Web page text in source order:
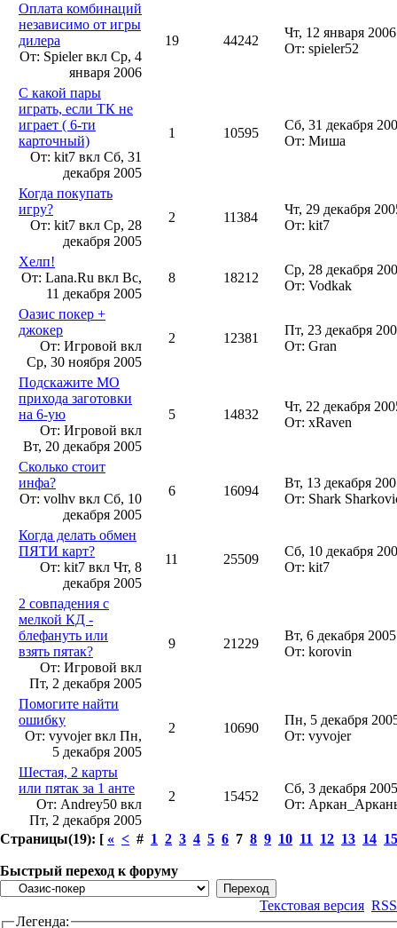
Оплата комбинаций
независимо от игры
дилера
От: Spieler вкл Ср, 4
января 2006
19 44242
Чт, 12 января
От: spieler52
С какой пары
играть, если ТК не
играет ( 6-ти
карточный)
От: kit7 вкл Сб, 31
декабря 2005
1 10595
Сб, 31 декабря
От: Миша
Когда покупать
игру?
От: kit7 вкл Ср, 28
декабря 2005
2 11384
Чт, 29 декабря
От: kit7
Хелп!
От: Lana.Ru вкл Вс,
11 декабря 2005
8 18212
Ср, 28 декабря
От: Vodkak
Оазис покер +
джокер
От: Игровой вкл
Ср, 30 ноября 2005
2 12381
Пт, 23 декабря
От: Gran
Подскажите МО
прихода заготовки
на 6-ую
От: Игровой вкл
Вт, 20 декабря 2005
5 14832
Чт, 22 декабря
От: xRaven
Сколько стоит
инфа?
От: volhv вкл Сб, 10
декабря 2005
6 16094
Вт, 13 декабря
От: Shark
Когда делать обмен
ПЯТИ карт?
От: kit7 вкл Чт, 8
декабря 2005
11 25509
Сб, 10 декабря
От: kit7
2 совпадения с
мелкой КД -
блефануть или
взять пятак?
От: Игровой вкл
Пт, 2 декабря 2005
9 21229
Вт, 6 декабря
От: korovin
Помогите найти
ошибку
От: vyvojer вкл Пн,
5 декабря 2005
2 10690
Пн, 5 декабря
От: vyvojer
Шестая, 2 карты
или пятак за 1 анте
От: Andrey50 вкл
Пт, 2 декабря 2005
2 15452
Сб, 3 декабря
От:
Страницы(19): [ « < # 1 2 3 4 5 6 7 8 9 10 11 12 13 14 15
Быстрый переход к форуму
Текстовая версия RSS
Легенда: